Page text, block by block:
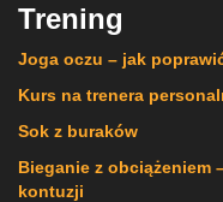
Trening
Joga oczu – jak
Kurs na trenera
Sok z buraków
Bieganie z obciążeniem
kontuzji